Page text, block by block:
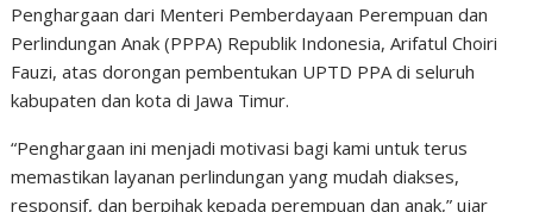
Penghargaan dari Menteri Pemberdayaan Perempuan dan
Perlindungan Anak (PPPA) Republik Indonesia, Arifatul Choiri
Fauzi, atas dorongan pembentukan UPTD PPA di seluruh
kabupaten dan kota di Jawa Timur.
“Penghargaan ini menjadi motivasi bagi kami untuk terus
memastikan layanan perlindungan yang mudah diakses,
responsif, dan berpihak kepada perempuan dan anak,” ujar